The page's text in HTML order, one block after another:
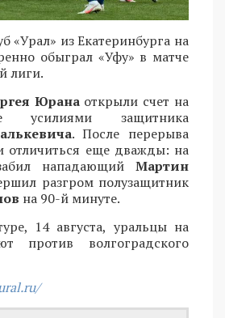
«Урал» из Екатеринбурга на
обыграл «Уфу» в матче
лиги.
Юрана открыли счет на
усилиями защитника
. После перерыва
отличиться еще дважды: на
нападающий Мартин
разгром полузащитник
на 90-й минуте.
14 августа, уральцы на
против волгоградского